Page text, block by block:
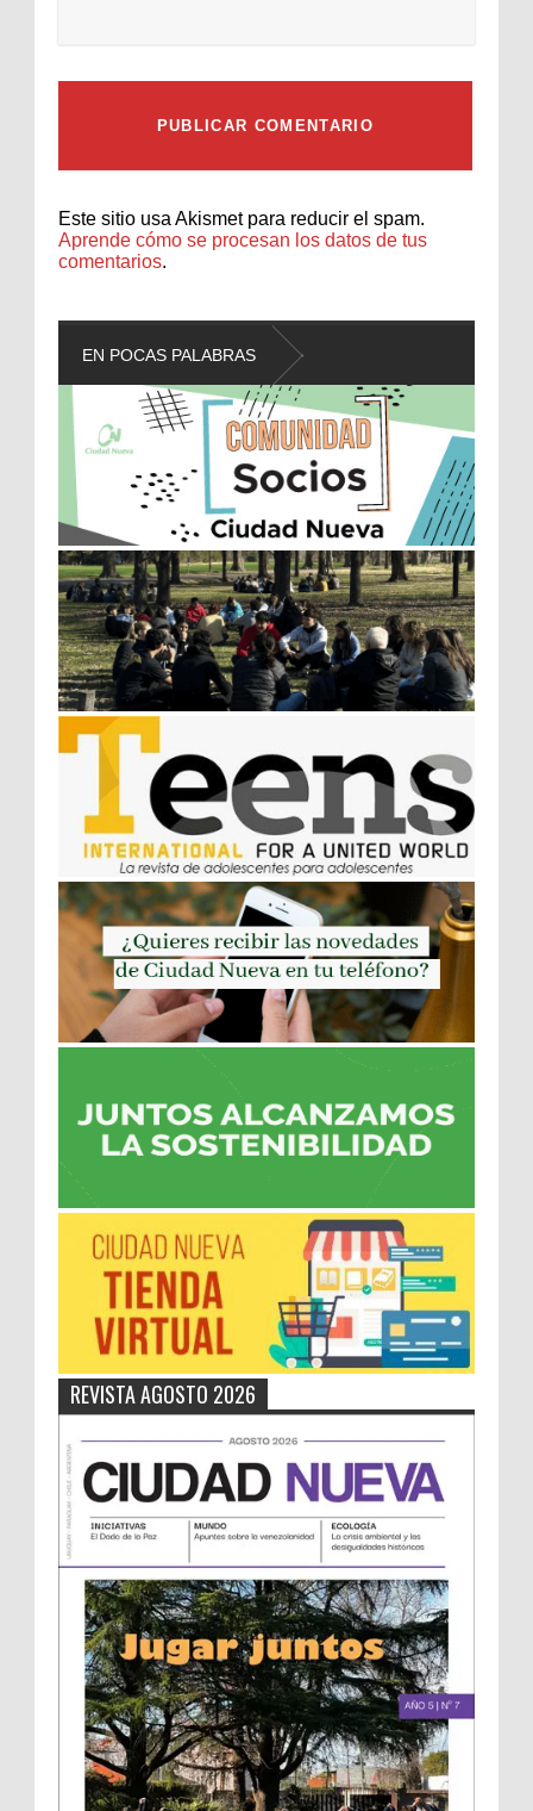
Este sitio usa Akismet para reducir el spam.
Aprende cómo se procesan los datos de tus
comentarios.
EN POCAS PALABRAS
REVISTA AGOSTO 2026